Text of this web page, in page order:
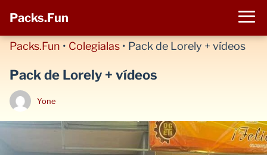
Packs.Fun
Packs.Fun • Colegialas • Pack de Lorely + vídeos
Pack de Lorely + vídeos
Yone